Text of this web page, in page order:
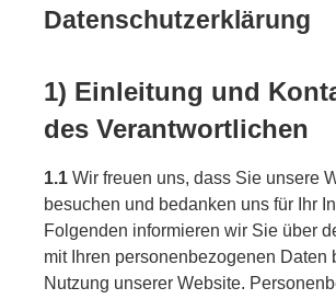
Datenschutzerklärung
1) Einleitung und
des Verantwortlichen
1.1 Wir freuen uns, dass Sie unsere
besuchen und bedanken uns für Ihr
Folgenden informieren wir Sie über
mit Ihren personenbezogenen Daten
Nutzung unserer Website.